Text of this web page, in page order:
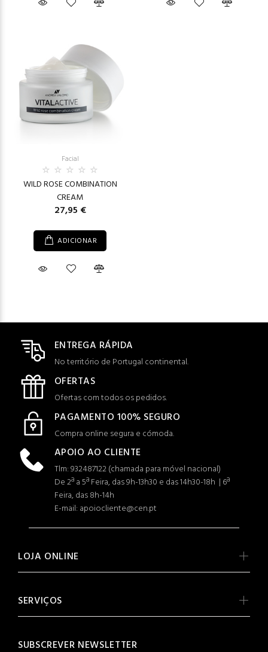
Facial
WILD ROSE COMBINATION
CREAM
27,95 €
ADICIONAR
ENTREGA RÁPIDA
No território de Portugal continental.
OFERTAS
Ofertas com todos os pedidos.
PAGAMENTO 100% SEGURO
Compra online segura e cómoda.
APOIO AO CLIENTE
Tlm: 932487122 (chamada para móvel nacional)
De 2ª a 5ª Feira, das 9h-13h30 e das 14h30-18h | 6ª
Feira, das 8h-14h
E-mail: apoiocliente@cen.pt
LOJA ONLINE
SERVIÇOS
SUBSCREVER NEWSLETTER